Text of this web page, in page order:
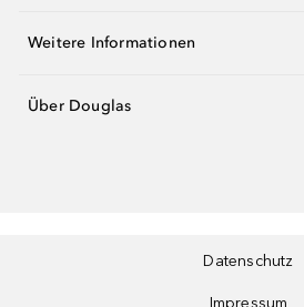
Weitere Informationen
Über Douglas
Datenschutz
Impressum